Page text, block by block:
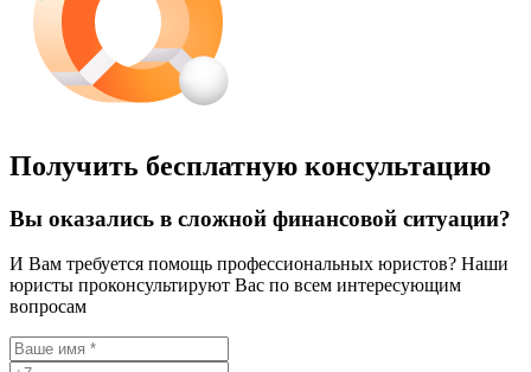
Получить бесплатную консультацию
Вы оказались в сложной финансовой ситуации?
И Вам требуется помощь профессиональных юристов? Наши
юристы проконсультируют Вас по всем интересующим
вопросам